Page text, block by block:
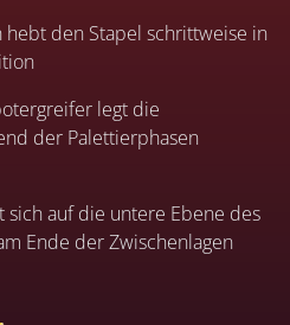
hebt den Stapel schrittweise in
legt die
der Palettierphasen
sich auf die untere Ebene des
Ende der Zwischenlagen